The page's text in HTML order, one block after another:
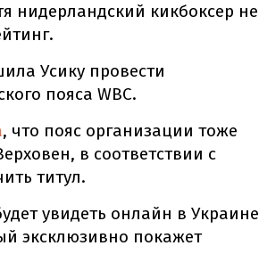
нидерландский кикбоксер не
Усику провести
пояса WBC.
, что пояс организации тоже
в соответствии с
титул.
увидеть онлайн в Украине
эксклюзивно покажет